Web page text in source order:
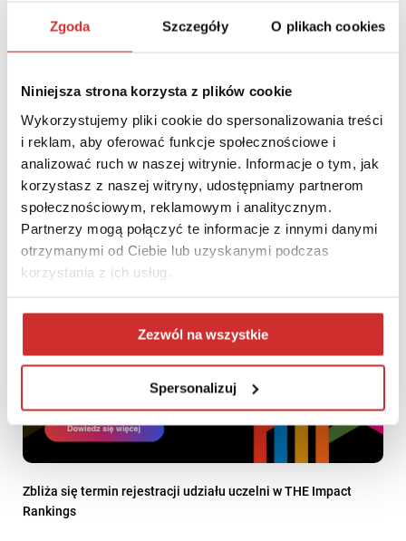
Zgoda Szczegóły O plikach cookies
Niniejsza strona korzysta z plików cookie
Wykorzystujemy pliki cookie do spersonalizowania treści
i reklam, aby oferować funkcje społecznościowe i
analizować ruch w naszej witrynie. Informacje o tym, jak
korzystasz z naszej witryny, udostępniamy partnerom
społecznościowym, reklamowym i analitycznym.
Partnerzy mogą połączyć te informacje z innymi danymi
otrzymanymi od Ciebie lub uzyskanymi podczas
korzystania z ich usług.
Zezwól na wszystkie
Spersonalizuj
AI 2023: Egzaminowanie na papierze musi odejść. Dlaczego
wiodące polskie uczelnie przechodzą na egzaminy online z
INSPERA Assessment?
Zbliża się termin rejestracji udziału uczelni w THE Impact
Rankings